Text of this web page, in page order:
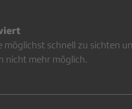
möglichst schnell zu sichten
nicht mehr möglich.